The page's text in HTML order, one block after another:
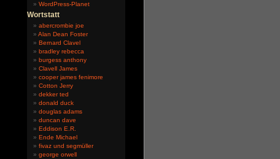
WordPress-Planet
Wortstatt
abercrombie joe
Alan Dean Foster
Bernard Clavel
bradley rebecca
burgess anthony
Clavell James
cooper james fenimore
Cotton Jerry
dekker ted
donald duck
douglas adams
duncan dave
Eddison E.R.
Ende Michael
fivaz und segmüller
george orwell